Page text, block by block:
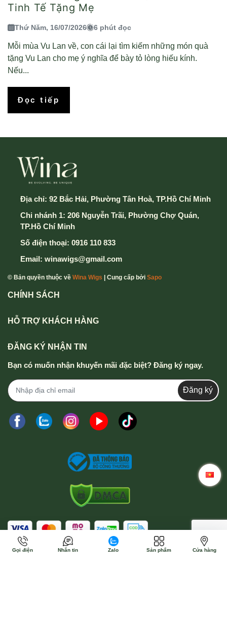
Tinh Tế Tặng Mẹ
Thứ Năm, 16/07/2026 6 phút đọc
Mỗi mùa Vu Lan về, con cái lại tìm kiếm những món quà
tặng Vu Lan cho mẹ ý nghĩa để bày tỏ lòng hiếu kính.
Nếu...
Đọc tiếp
Địa chỉ: 92 Bắc Hải, Phường Tân Hoà, TP.Hồ Chí Minh
Chi nhánh 1: 206 Nguyễn Trãi, Phường Chợ Quán,
TP.Hồ Chí Minh
Số điện thoại: 0916 110 833
Email: winawigs@gmail.com
© Bản quyền thuộc về Wina Wigs | Cung cấp bởi Sapo
CHÍNH SÁCH
HỖ TRỢ KHÁCH HÀNG
ĐĂNG KÝ NHẬN TIN
Bạn có muốn nhận khuyến mãi đặc biệt? Đăng ký ngay.
Đăng ký
Gọi điện Nhắn tin Zalo Sản phẩm Cửa hàng